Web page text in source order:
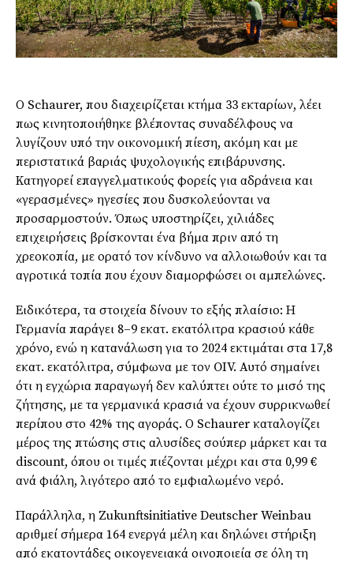
Ο Schaurer, που διαχειρίζεται κτήμα 33 εκταρίων, λέει
πως κινητοποιήθηκε βλέποντας συναδέλφους να
λυγίζουν υπό την οικονομική πίεση, ακόμη και με
περιστατικά βαριάς ψυχολογικής επιβάρυνσης.
Κατηγορεί επαγγελματικούς φορείς για αδράνεια και
«γερασμένες» ηγεσίες που δυσκολεύονται να
προσαρμοστούν. Όπως υποστηρίζει, χιλιάδες
επιχειρήσεις βρίσκονται ένα βήμα πριν από τη
χρεοκοπία, με ορατό τον κίνδυνο να αλλοιωθούν και τα
αγροτικά τοπία που έχουν διαμορφώσει οι αμπελώνες.
Ειδικότερα, τα στοιχεία δίνουν το εξής πλαίσιο: Η
Γερμανία παράγει 8–9 εκατ. εκατόλιτρα κρασιού κάθε
χρόνο, ενώ η κατανάλωση για το 2024 εκτιμάται στα 17,8
εκατ. εκατόλιτρα, σύμφωνα με τον OIV. Αυτό σημαίνει
ότι η εγχώρια παραγωγή δεν καλύπτει ούτε το μισό της
ζήτησης, με τα γερμανικά κρασιά να έχουν συρρικνωθεί
περίπου στο 42% της αγοράς. Ο Schaurer καταλογίζει
μέρος της πτώσης στις αλυσίδες σούπερ μάρκετ και τα
discount, όπου οι τιμές πιέζονται μέχρι και στα 0,99 €
ανά φιάλη, λιγότερο από το εμφιαλωμένο νερό.
Παράλληλα, η Zukunftsinitiative Deutscher Weinbau
αριθμεί σήμερα 164 ενεργά μέλη και δηλώνει στήριξη
από εκατοντάδες οικογενειακά οινοποιεία σε όλη τη